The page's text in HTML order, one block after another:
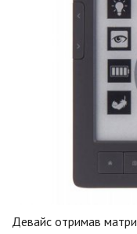
Девайс отримав